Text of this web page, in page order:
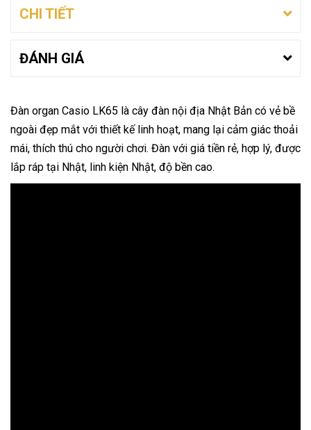
CHI TIẾT
ĐÁNH GIÁ
Đàn organ Casio LK65 là cây đàn nội địa Nhật Bản có vẻ bề
ngoài đẹp mắt với thiết kế linh hoạt, mang lại cảm giác thoải
mái, thích thú cho người chơi. Đàn với giá tiền rẻ, hợp lý, được
lắp ráp tại Nhật, linh kiện Nhật, độ bền cao.